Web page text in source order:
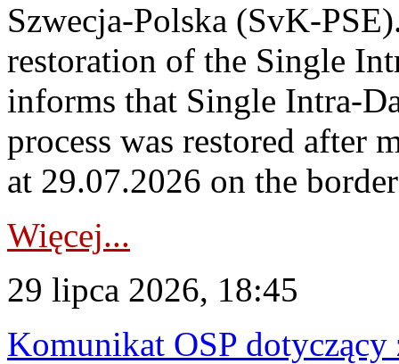
Szwecja-Polska (SvK-
restoration of the Single
informs that Single Intra-
process was restored after
at 29.07.2026 on the
Więcej...
29 lipca 2026, 18:45
Komunikat OSP dotyczący